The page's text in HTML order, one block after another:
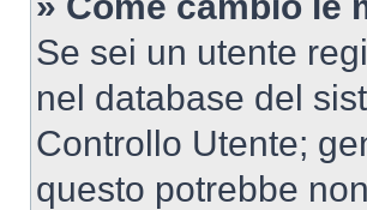
Se sei un utente
nel database del
Controllo Utente;
questo potrebbe